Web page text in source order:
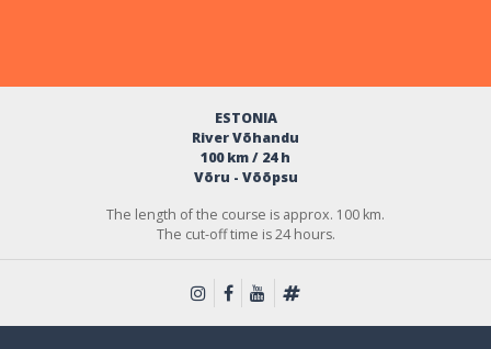
ESTONIA
River Võhandu
100 km / 24 h
Võru - Võõpsu
The length of the course is approx. 100 km.
The cut-off time is 24 hours.